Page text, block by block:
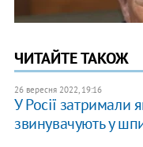
ЧИТАЙТЕ ТАКОЖ
26 вересня 2022, 19:16
У Росії затримали
звинувачують у